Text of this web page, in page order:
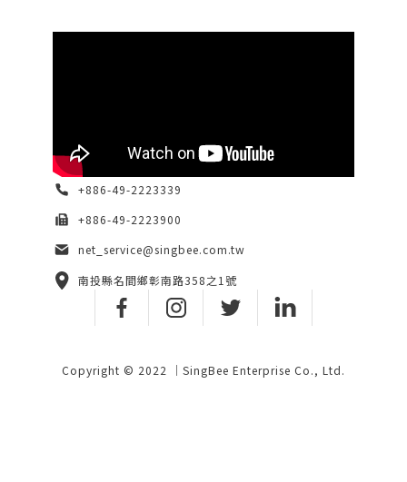
+886-49-2223339
+886-49-2223900
net_service@singbee.com.tw
南投縣名間鄉彰南路358之1號
Copyright © 2022 ｜SingBee Enterprise Co., Ltd.